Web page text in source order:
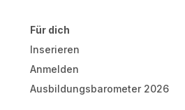
Für dich
Inserieren
Anmelden
Ausbildungsbarometer 2026